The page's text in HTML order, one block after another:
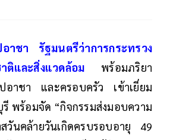
าชา รัฐมนตรีว่าการกระทรวง
ติและสิ่งแวดล้อม พร้อมภริยา
อาชา และครอบครัว เข้าเยี่ยม
พร้อมจัด “กิจกรรมส่งมอบความ
วันคล้ายวันเกิดครบรอบอายุ 49